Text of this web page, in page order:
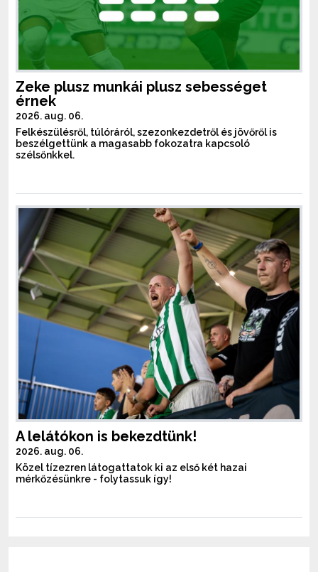
Zeke plusz munkái plusz sebességet
érnek
2026. aug. 06.
Felkészülésről, túlóráról, szezonkezdetről és jövőről is
beszélgettünk a magasabb fokozatra kapcsoló
szélsőnkkel.
A lelátókon is bekezdtünk!
2026. aug. 06.
Közel tízezren látogattatok ki az első két hazai
mérkőzésünkre - folytassuk így!